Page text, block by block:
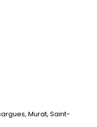
Murat, Saint-